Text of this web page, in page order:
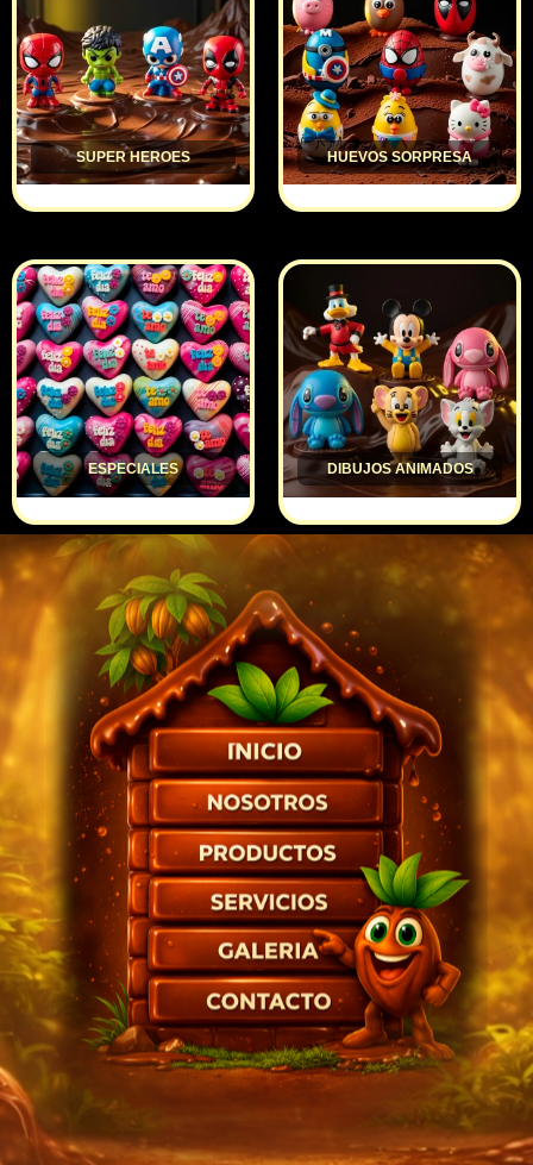
SUPER HEROES HUEVOS SORPRESA
ESPECIALES DIBUJOS ANIMADOS
INICIO